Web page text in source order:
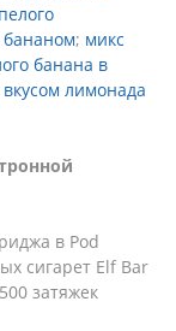
; микс
банана в
вкусом лимонада
в Pod
сигарет Elf Bar
затяжек